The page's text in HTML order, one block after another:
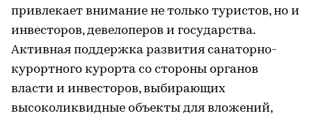
привлекает внимание не только туристов, но и
инвесторов, девелоперов и государства.
Активная поддержка развития санаторно-
курортного курорта со стороны органов
власти и инвесторов, выбирающих
высоколиквидные объекты для вложений,